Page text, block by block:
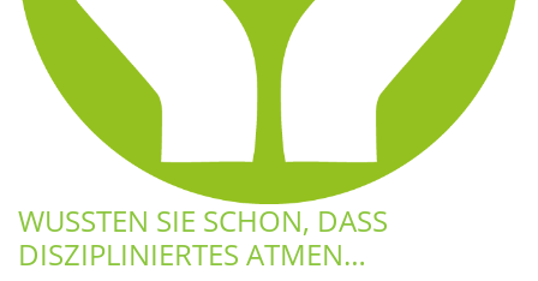
WUSSTEN SIE SCHON, DASS
DISZIPLINIERTES ATMEN…